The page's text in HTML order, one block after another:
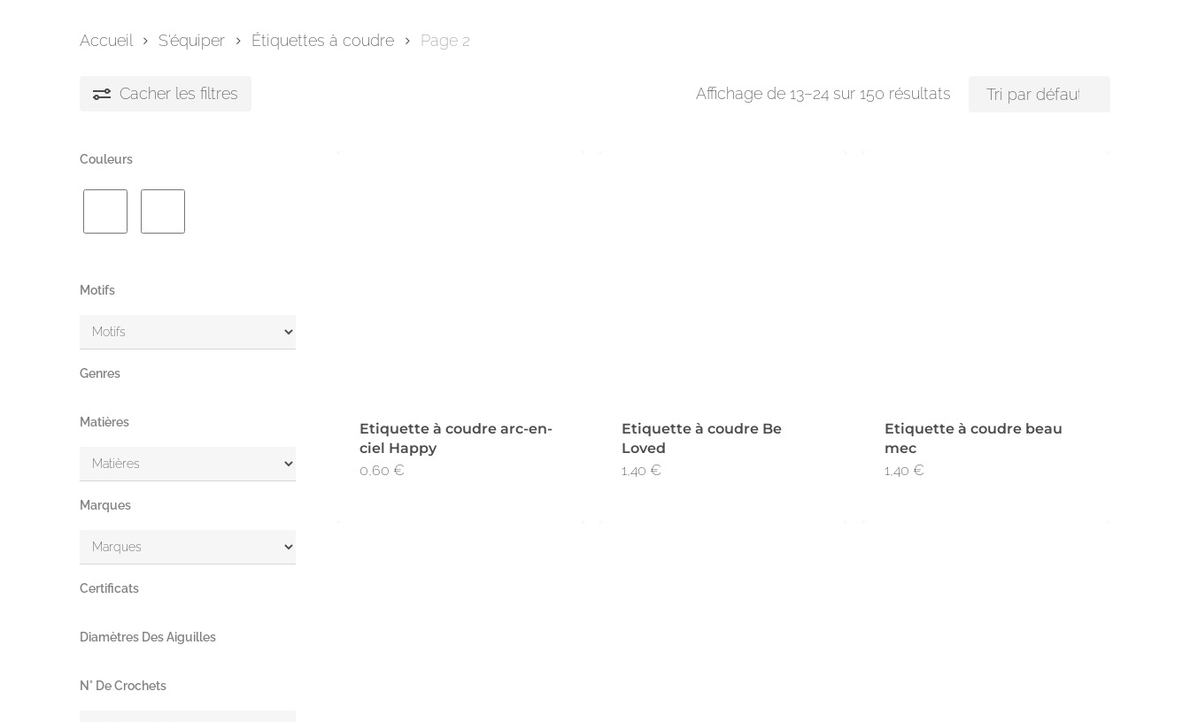
Accueil S'équiper Étiquettes à coudre Page 2
Cacher les filtres Affichage de 13–24 sur 150 résultats
Couleurs
Motifs
Genres
Matières
Marques
Certificats
Diamètres Des Aiguilles
N° De Crochets
Etiquette à coudre arc-en-
ciel Happy
0,60 €
Etiquette à coudre Be
Loved
1,40€
Etiquette à coudre beau
mec
1,40 €